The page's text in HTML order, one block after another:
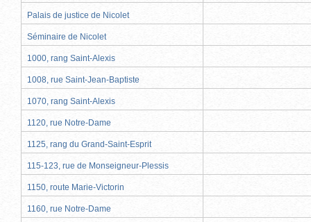
Palais de justice de Nicolet
Séminaire de Nicolet
1000, rang Saint-Alexis
1008, rue Saint-Jean-Baptiste
1070, rang Saint-Alexis
1120, rue Notre-Dame
1125, rang du Grand-Saint-Esprit
115-123, rue de Monseigneur-Plessis
1150, route Marie-Victorin
1160, rue Notre-Dame